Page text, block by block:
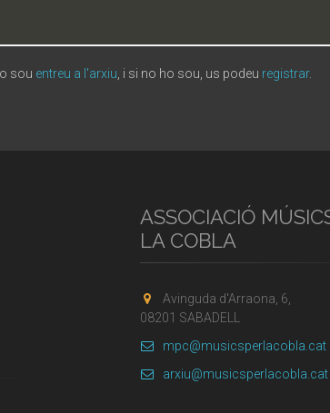
sou entreu a l'arxiu , i si no ho sou, us podeu registrar.
ASSOCIACIÓ
LA COBLA
Avinguda d'Arraona, 6,
08201 SABADELL
mpc@musicsperlacobla.cat
arxiu@musicsperlacobla.cat